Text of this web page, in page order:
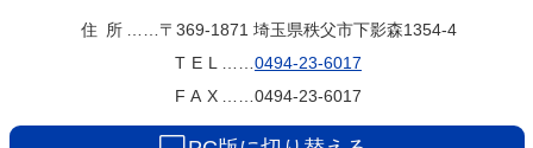
ヤマトセイコー
株式会社
住所……〒369-1871 埼玉県秩父市下影森1354-4
TEL……0494-23-6017
FAX……0494-23-6017